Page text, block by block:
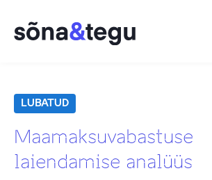
LUBATUD
Maamaksuvabastuse
laiendamise analüüs